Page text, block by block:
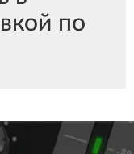
по